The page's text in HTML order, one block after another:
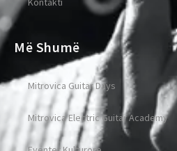
Më Shumë
Mitrovica Guitar Days
Mitrovica Electric Guitar Academy